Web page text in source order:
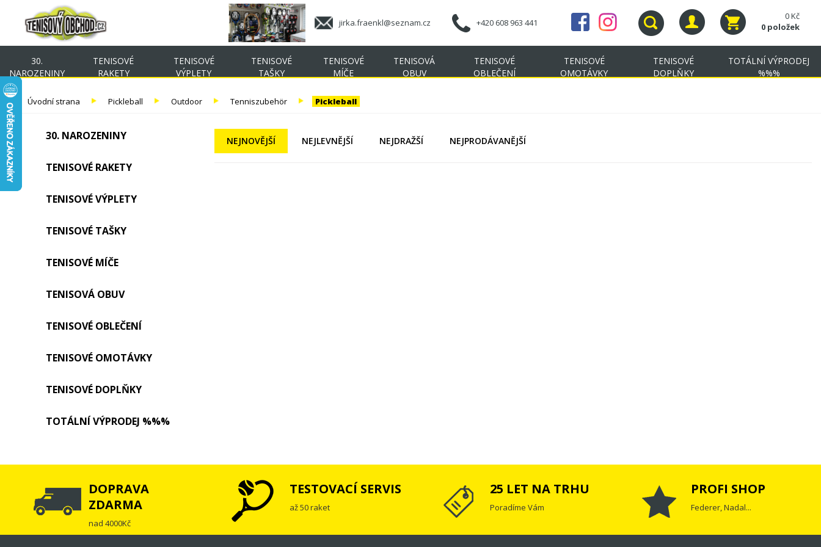
jirka.fraenkl@seznam.cz +420 608 963 441
0 Kč
0 položek
30.
NAROZENINY
TENISOVÉ
RAKETY
TENISOVÉ
VÝPLETY
TENISOVÉ
TAŠKY
TENISOVÉ
MÍČE
TENISOVÁ
OBUV
TENISOVÉ
OBLEČENÍ
TENISOVÉ
OMOTÁVKY
TENISOVÉ
DOPLŇKY
TOTÁLNÍ VÝPRODEJ
%%%
Úvodní strana Pickleball Outdoor Tenniszubehör Pickleball
30. NAROZENINY
TENISOVÉ RAKETY
TENISOVÉ VÝPLETY
TENISOVÉ TAŠKY
TENISOVÉ MÍČE
TENISOVÁ OBUV
TENISOVÉ OBLEČENÍ
TENISOVÉ OMOTÁVKY
TENISOVÉ DOPLŇKY
TOTÁLNÍ VÝPRODEJ %%%
NEJNOVĚJŠÍ NEJLEVNĚJŠÍ NEJDRAŽŠÍ NEJPRODÁVANĚJŠÍ
DOPRAVA
ZDARMA
nad 4000Kč
TESTOVACÍ SERVIS
až 50 raket
25 LET NA TRHU
Poradíme Vám
PROFI SHOP
Federer, Nadal...